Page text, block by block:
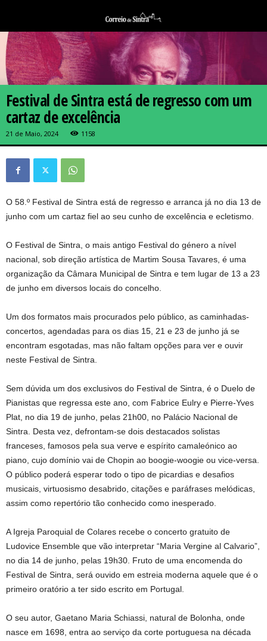
Festival de Sintra está de regresso com um
cartaz de excelência
21 de Maio, 2024 1158
O 58.º Festival de Sintra está de regresso e arranca já no dia 13 de
junho com um cartaz fiel ao seu cunho de excelência e ecletismo.
O Festival de Sintra, o mais antigo Festival do género a nível
nacional, sob direção artística de Martim Sousa Tavares, é uma
organização da Câmara Municipal de Sintra e tem lugar de 13 a 23
de junho em diversos locais do concelho.
Um dos formatos mais procurados pelo público, as caminhadas-
concertos, agendadas para os dias 15, 21 e 23 de junho já se
encontram esgotadas, mas não faltam opções para ver e ouvir
neste Festival de Sintra.
Sem dúvida um dos exclusivos do Festival de Sintra, é o Duelo de
Pianistas que regressa este ano, com Fabrice Eulry e Pierre-Yves
Plat, no dia 19 de junho, pelas 21h00, no Palácio Nacional de
Sintra. Desta vez, defrontam-se dois destacados solistas
franceses, famosos pela sua verve e espírito camaleónico ao
piano, cujo domínio vai de Chopin ao boogie-woogie ou vice-versa.
O público poderá esperar todo o tipo de picardias e desafios
musicais, virtuosismo desabrido, citações e paráfrases melódicas,
assim como repertório tão conhecido como inesperado.
A Igreja Paroquial de Colares recebe o concerto gratuito de
Ludovice Ensemble que vão interpretar “Maria Vergine al Calvario”,
no dia 14 de junho, pelas 19h30. Fruto de uma encomenda do
Festival de Sintra, será ouvido em estreia moderna aquele que é o
primeiro oratório a ter sido escrito em Portugal.
O seu autor, Gaetano Maria Schiassi, natural de Bolonha, onde
nasce em 1698, entra ao serviço da corte portuguesa na década